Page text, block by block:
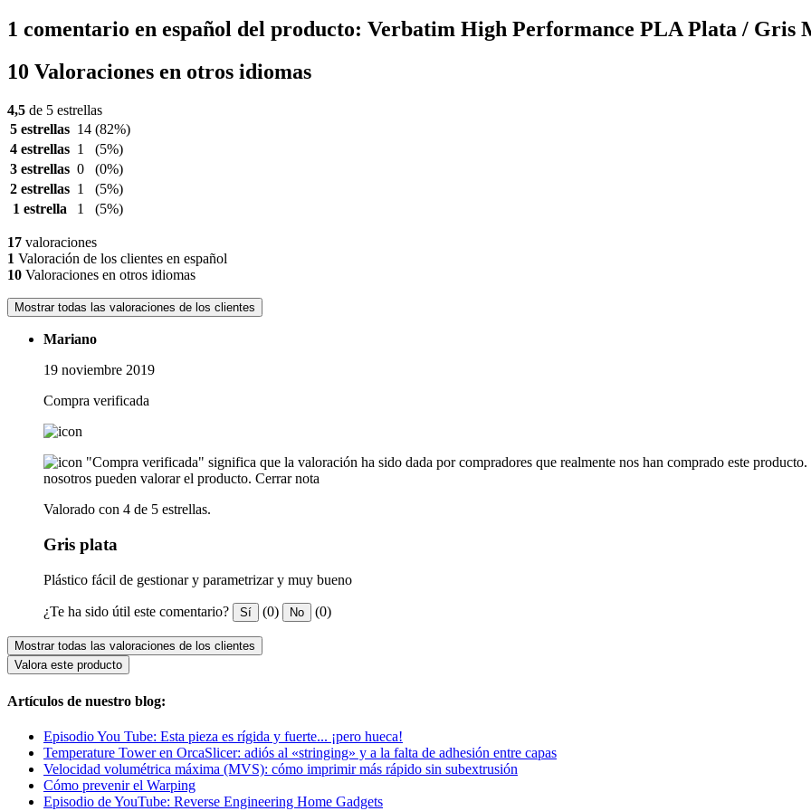
1 comentario en español del producto: Verbatim High Performance PLA Plata / Gris
10 Valoraciones en otros idiomas
4,5 de 5 estrellas
5 estrellas 14 (82%)
4 estrellas 1
(5%)
3 estrellas 0
(0%)
2 estrellas 1
(5%)
1 estrella
1 (5%)
17 valoraciones
1 Valoración de los clientes en español
10 Valoraciones en otros idiomas
Mostrar todas las valoraciones de los clientes
Mariano
19 noviembre 2019
Compra verificada
"Compra verificada" significa que la valoración ha sido dada por compradores que realmente nos han comprado este
nosotros pueden valorar el producto. Cerrar nota
Valorado con 4 de 5 estrellas.
Gris plata
Plástico fácil de gestionar y parametrizar y muy bueno
¿Te ha sido útil este comentario? Sí (0) No (0)
Mostrar todas las valoraciones de los clientes
Valora este producto
Artículos de nuestro blog:
Episodio You Tube: Esta pieza es rígida y fuerte... ¡pero hueca!
Temperature Tower en OrcaSlicer: adiós al «stringing» y a la falta de adhesión entre capas
Velocidad volumétrica máxima (MVS): cómo imprimir más rápido sin subextrusión
Cómo prevenir el Warping
Episodio de YouTube: Reverse Engineering Home Gadgets